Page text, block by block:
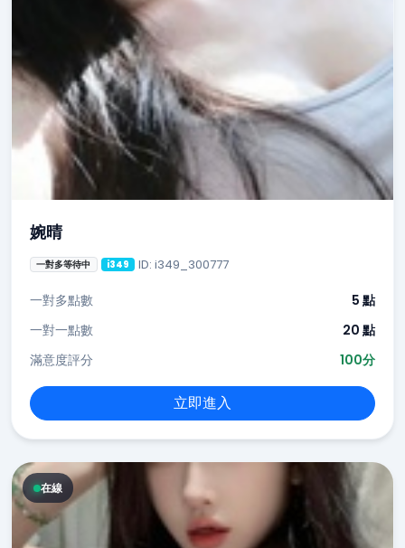
婉晴
一對多等待中 i349 ID: i349_300777
一對多點數
5 點
一對一點數
20 點
滿意度評分
100分
立即進入
在線